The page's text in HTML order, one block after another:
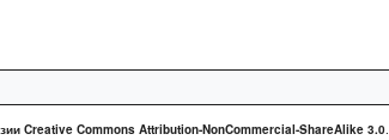
Creative Commons Attribution-NonCommercial-ShareAlike 3.0.